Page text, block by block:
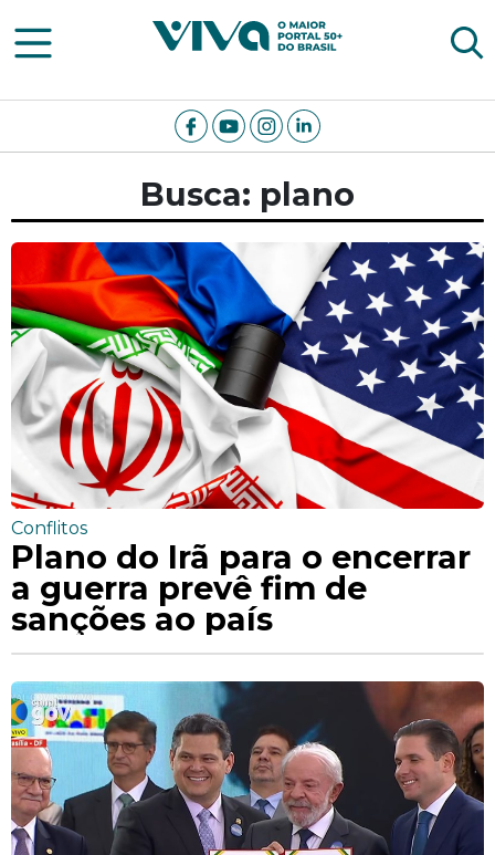
Viva Notícias
Busca: plano
Conflitos
Plano do Irã para o encerrar
a guerra prevê fim de
sanções ao país